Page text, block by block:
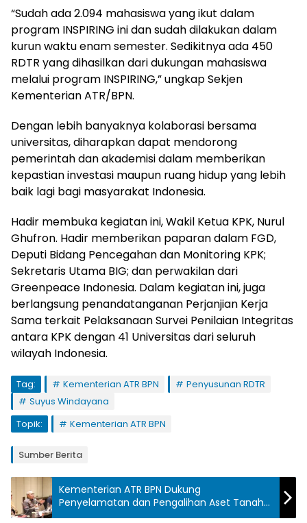
“Sudah ada 2.094 mahasiswa yang ikut dalam
program INSPIRING ini dan sudah dilakukan dalam
kurun waktu enam semester. Sedikitnya ada 450
RDTR yang dihasilkan dari dukungan mahasiswa
melalui program INSPIRING,” ungkap Sekjen
Kementerian ATR/BPN.
Dengan lebih banyaknya kolaborasi bersama
universitas, diharapkan dapat mendorong
pemerintah dan akademisi dalam memberikan
kepastian investasi maupun ruang hidup yang lebih
baik lagi bagi masyarakat Indonesia.
Hadir membuka kegiatan ini, Wakil Ketua KPK, Nurul
Ghufron. Hadir memberikan paparan dalam FGD,
Deputi Bidang Pencegahan dan Monitoring KPK;
Sekretaris Utama BIG; dan perwakilan dari
Greenpeace Indonesia. Dalam kegiatan ini, juga
berlangsung penandatanganan Perjanjian Kerja
Sama terkait Pelaksanaan Survei Penilaian Integritas
antara KPK dengan 41 Universitas dari seluruh
wilayah Indonesia.
Tag: Kementerian ATR BPN
Penyusunan RDTR
Suyus Windayana
Topik:
Kementerian ATR BPN
Sumber Berita
Kementerian ATR BPN Dukung
Penyelamatan dan Pengalihan Aset Tanah
Jiwasraya kepada IFG Life